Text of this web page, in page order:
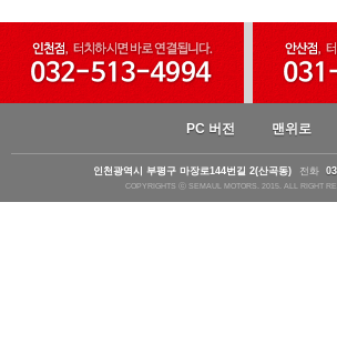
PC 버전 맨위로
인천광역시 부평구 마장로144번길 2(산곡동) 전화
COPYRIGHTS ⓒ SEMAUL MOTORS. 2015. ALL RIGHT